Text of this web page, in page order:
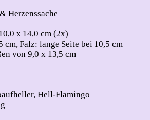
Herzenssache
x 14,0 cm (2x)
Falz: lange Seite bei 10,5 cm
von 9,0 x 13,5 cm
Hell-Flamingo